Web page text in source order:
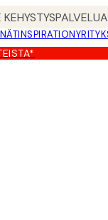
INSPIRATION